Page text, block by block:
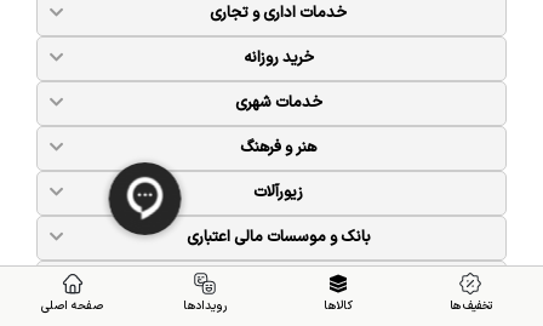
خدمات اداری و تجاری
خرید روزانه
خدمات شهری
هنر و فرهنگ
زیورآلات
بانک و موسسات مالی اعتباری
تخفیف ها کالاها رویدادها صفحه اصلی